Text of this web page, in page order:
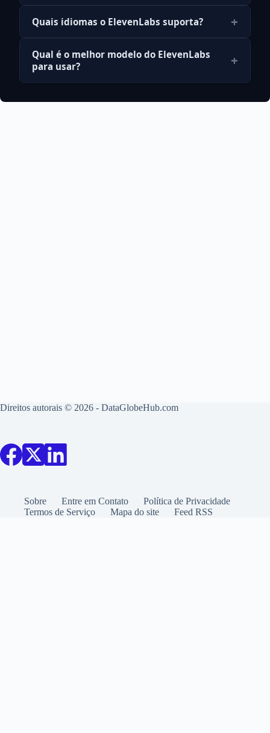
Quais idiomas o ElevenLabs suporta? +
Qual é o melhor modelo do ElevenLabs
para usar?
+
Direitos autorais © 2026 - DataGlobeHub.com
Sobre Entre em Contato
Política de Privacidade
Termos de Serviço
Mapa do site Feed RSS